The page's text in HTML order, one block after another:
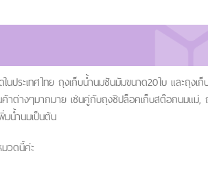
ระเทศไทย ถุงเก็บน้ำนมซันมัมขนาด20ใบ และถุงเก็
าต่างๆมากมาย เช่นคู่กับถุงซิปล็อคเก็บสต๊อกนมแม่,
มน้ำนมเป็นต้น
วดนี้ค่ะ